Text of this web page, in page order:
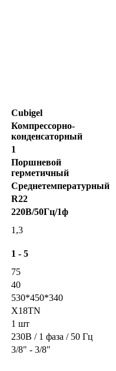
Cubigel
Компрессорно-
конденсаторный
1
Поршневой
герметичный
Среднетемпературный
R22
220В/50Гц/1ф
1,3
1 - 5
75
40
530*450*340
X18TN
1 шт
230В / 1 фаза / 50 Гц
3/8" - 3/8"